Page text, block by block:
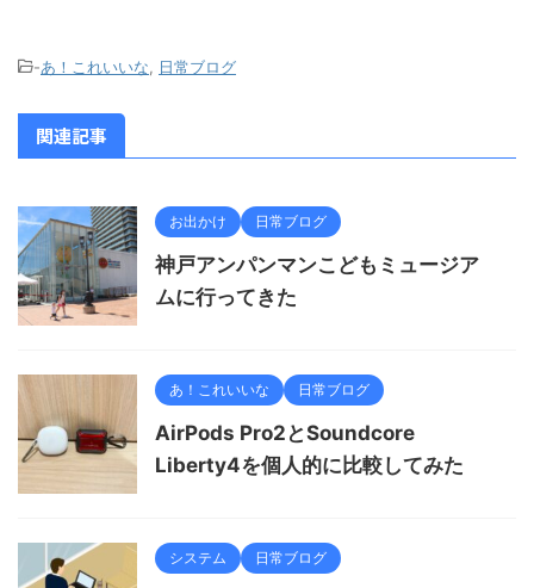
-あ！これいいな 日常ブログ
関連記事
お出かけ 日常ブログ
神戸アンパンマンこどもミュージア
ムに行ってきた
あ！これいいな 日常ブログ
AirPods Pro2とSoundcore
Liberty4を個人的に比較してみた
システム 日常ブログ